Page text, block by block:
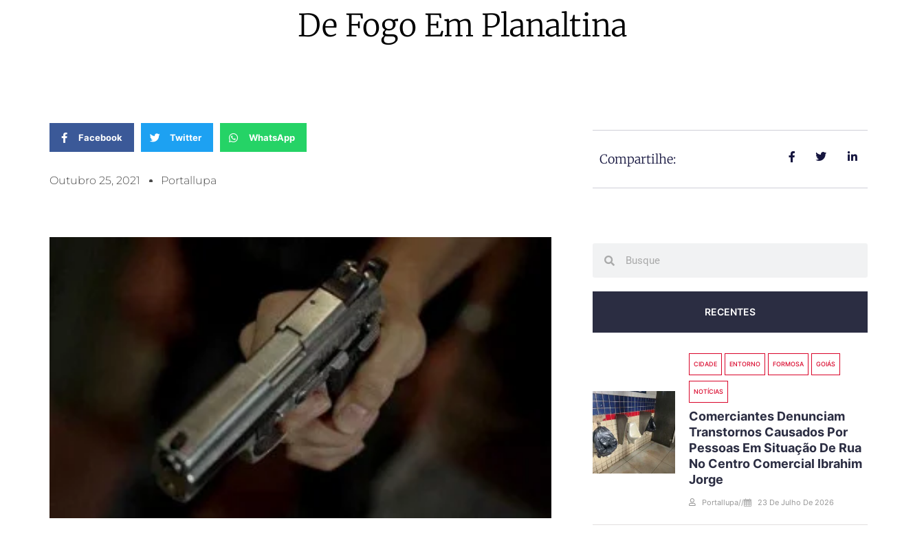
De Fogo Em Planaltina
Facebook Twitter WhatsApp
Outubro 25, 2021 Portallupa
Compartilhe:
RECENTES
CIDADE ENTORNO FORMOSA GOIÁS
NOTÍCIAS
Comerciantes Denunciam
Transtornos Causados Por
Pessoas Em Situação De Rua
No Centro Comercial Ibrahim
Jorge
Portallupa// 23 De Julho De 2026